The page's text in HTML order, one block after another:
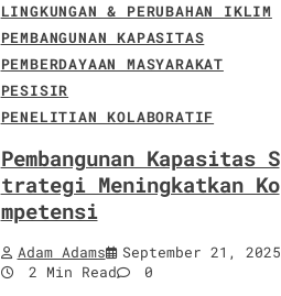
LINGKUNGAN & PERUBAHAN IKLIM
PEMBANGUNAN KAPASITAS
PEMBERDAYAAN MASYARAKAT
PESISIR
PENELITIAN KOLABORATIF
Pembangunan Kapasitas S
trategi Meningkatkan Ko
mpetensi
Adam Adams
September 21, 2025
2 Min Read
0